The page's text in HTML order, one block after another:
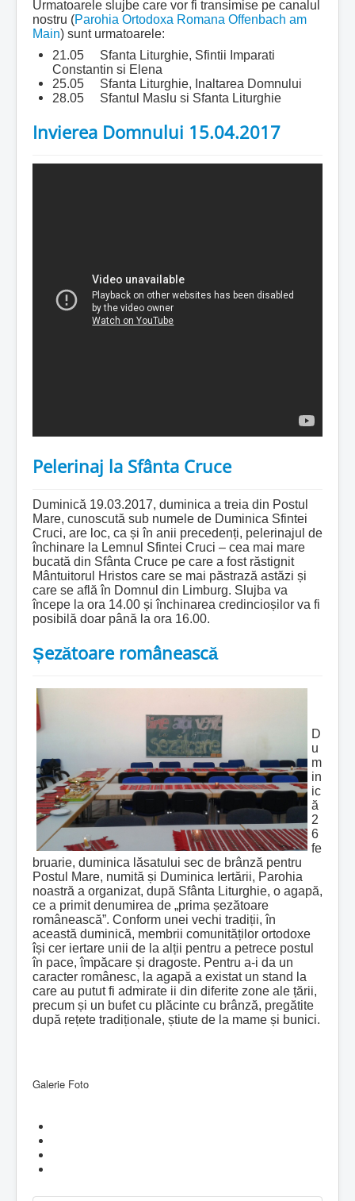
Urmatoarele slujbe care vor fi transimise pe canalul
nostru (Parohia Ortodoxa Romana Offenbach am
Main) sunt urmatoarele:
21.05 Sfanta Liturghie, Sfintii Imparati
Constantin si Elena
25.05 Sfanta Liturghie, Inaltarea Domnului
28.05 Sfantul Maslu si Sfanta Liturghie
Invierea Domnului 15.04.2017
Pelerinaj la Sfânta Cruce
Duminică 19.03.2017, duminica a treia din Postul
Mare, cunoscută sub numele de Duminica Sfintei
Cruci, are loc, ca și în anii precedenți, pelerinajul de
închinare la Lemnul Sfintei Cruci – cea mai mare
bucată din Sfânta Cruce pe care a fost răstignit
Mântuitorul Hristos care se mai păstrază astăzi și
care se află în Domnul din Limburg. Slujba va
începe la ora 14.00 și închinarea credincioșilor va fi
posibilă doar până la ora 16.00.
Șezătoare românească
D
u
m
in
ic
ă
2
6
fe
bruarie, duminica lăsatului sec de brânză pentru
Postul Mare, numită și Duminica Iertării, Parohia
noastră a organizat, după Sfânta Liturghie, o agapă,
ce a primit denumirea de „prima șezătoare
românească”. Conform unei vechi tradiții, în
această duminică, membrii comunităților ortodoxe
își cer iertare unii de la alții pentru a petrece postul
în pace, împăcare și dragoste. Pentru a-i da un
caracter românesc, la agapă a existat un stand la
care au putut fi admirate ii din diferite zone ale țării,
precum și un bufet cu plăcinte cu brânză, pregătite
după rețete tradiționale, știute de la mame și bunici.
Galerie Foto